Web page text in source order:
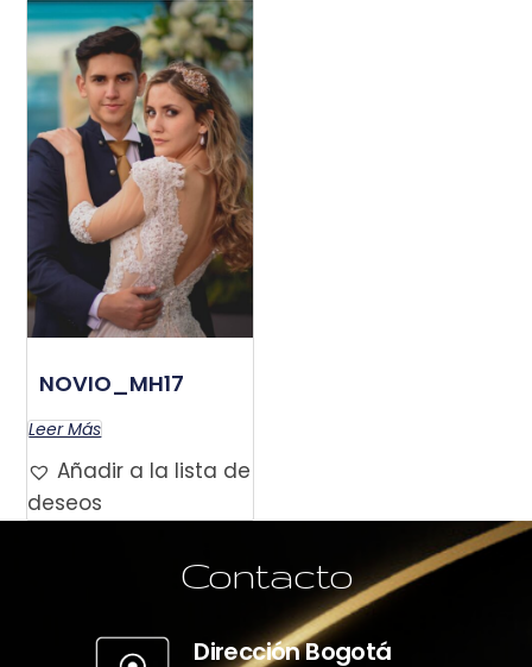
NOVIO_MH17
Leer Más
Añadir a la lista de
deseos
Contacto
Dirección Bogotá